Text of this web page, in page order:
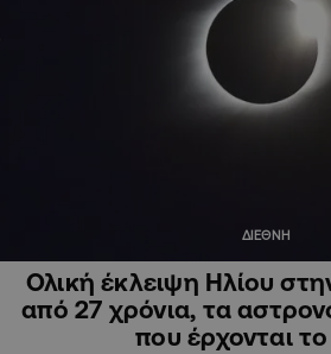
ΔΙΕΘΝΗ
Ολική έκλειψη Ηλίου
από 27 χρόνια, τα
που έρχονται